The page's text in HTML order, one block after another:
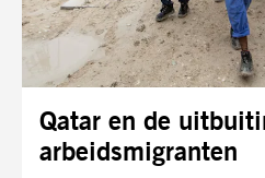
Qatar en de
arbeidsmigranten